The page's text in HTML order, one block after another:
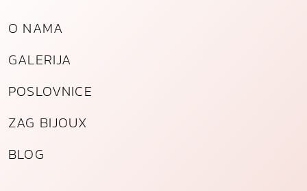
o
i
i
a
O NAMA
GALERIJA
POSLOVNICE
ZAG BIJOUX
BLOG